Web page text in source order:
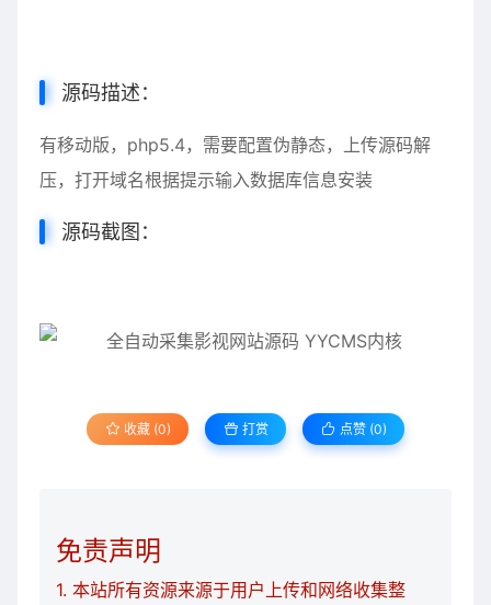
源码描述：
有移动版，php5.4，需要配置伪静态，上传源码解
压，打开域名根据提示输入数据库信息安装
源码截图：
收藏 (0) 打赏 点赞 (0)
免责声明
1. 本站所有资源来源于用户上传和网络收集整